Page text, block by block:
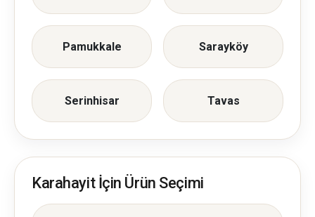
Pamukkale Sarayköy
Serinhisar Tavas
Karahayit İçin Ürün Seçimi